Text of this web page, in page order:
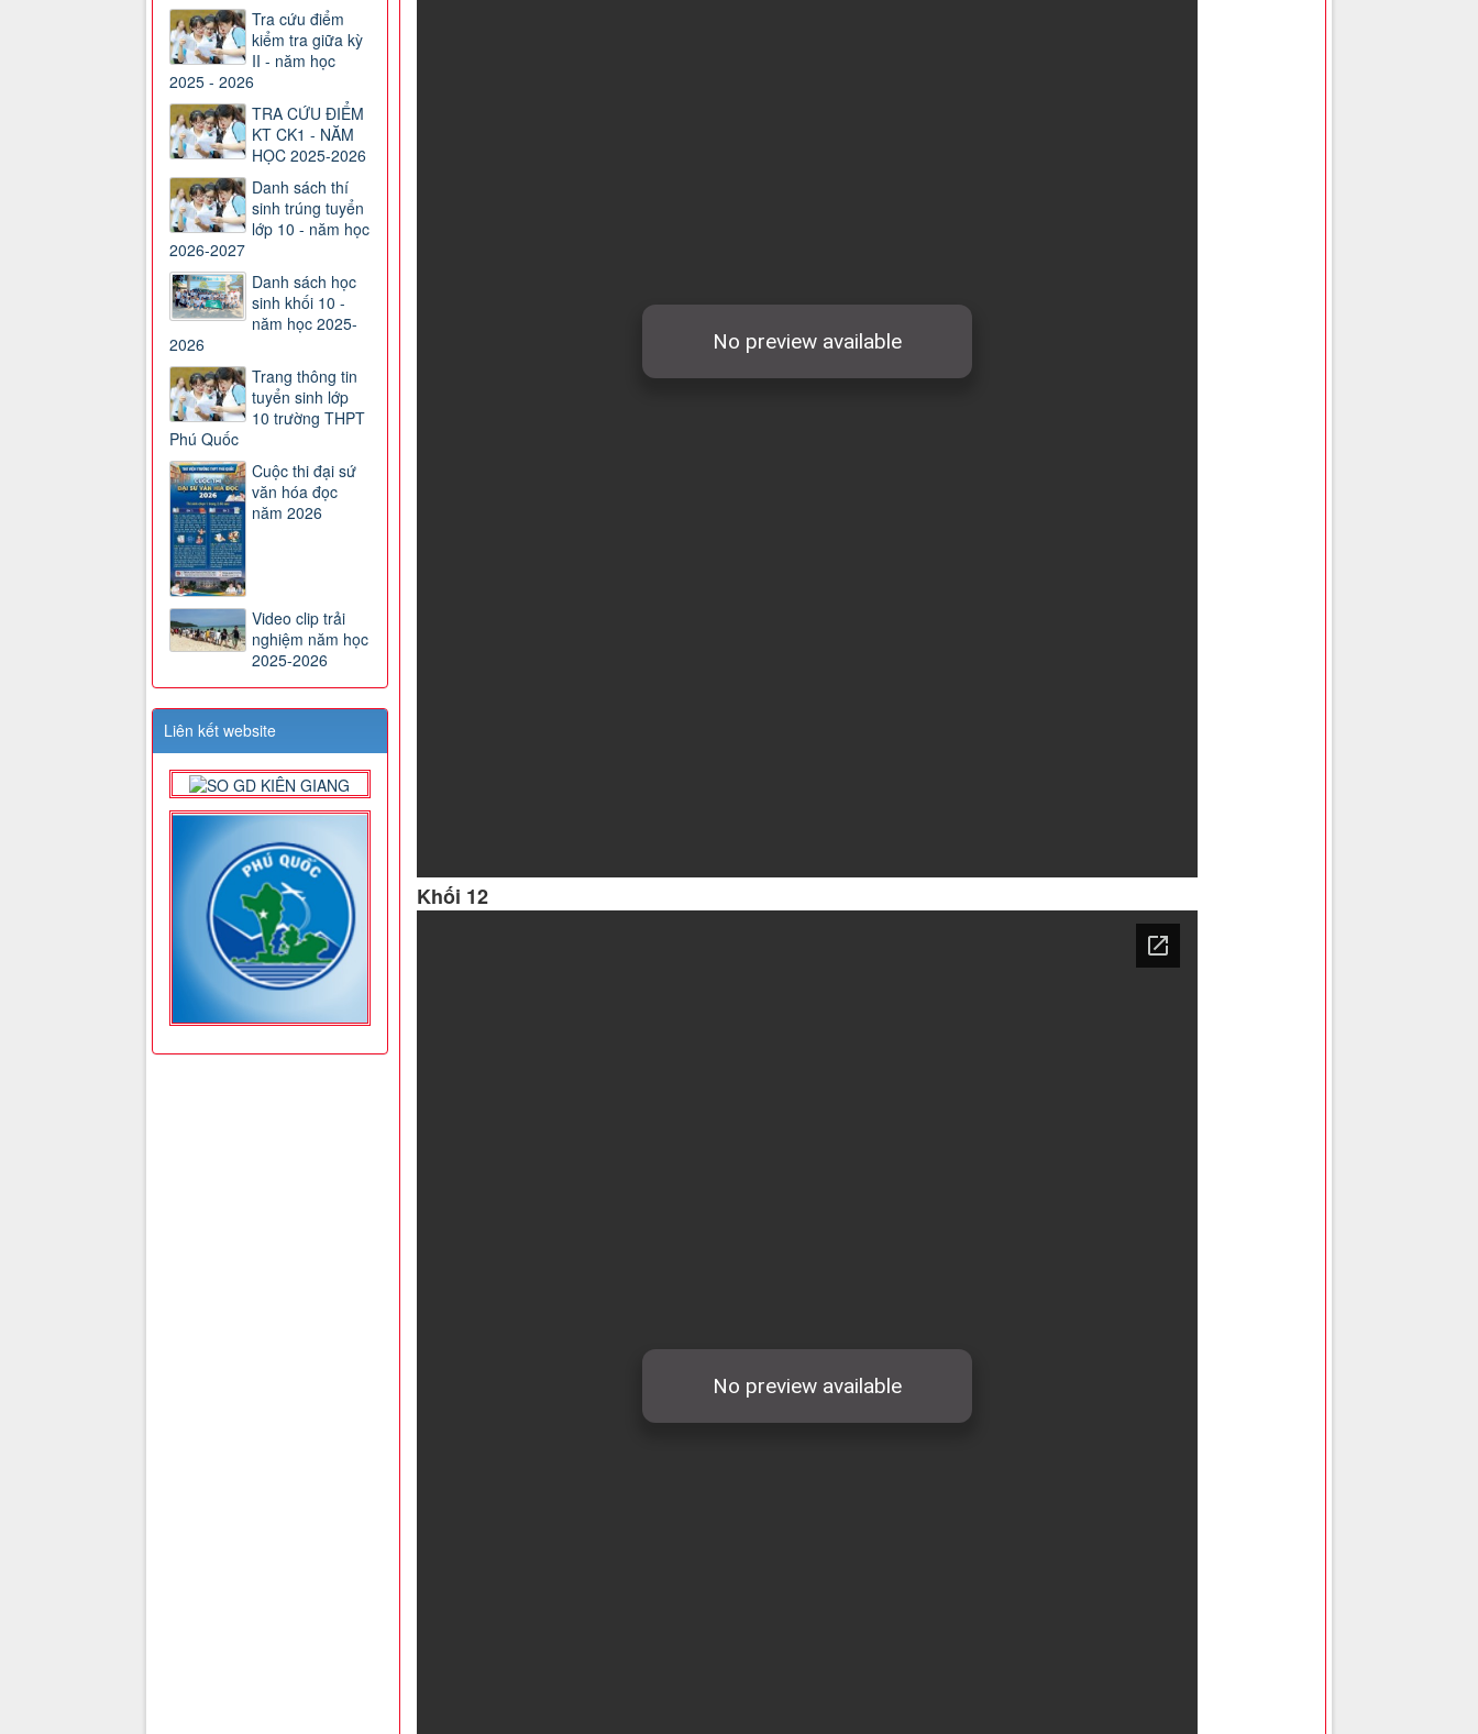
Khối 12
Tra cứu điểm
kiểm tra giữa kỳ
II - năm học
2025 - 2026
TRA CỨU ĐIỂM
KT CK1 - NĂM
HỌC 2025-2026
Danh sách thí
sinh trúng tuyển
lớp 10 - năm học
2026-2027
Danh sách học
sinh khối 10 -
năm học 2025-
2026
Trang thông tin
tuyển sinh lớp
10 trường THPT
Phú Quốc
Cuộc thi đại sứ
văn hóa đọc
năm 2026
Video clip trải
nghiệm năm học
2025-2026
Liên kết website